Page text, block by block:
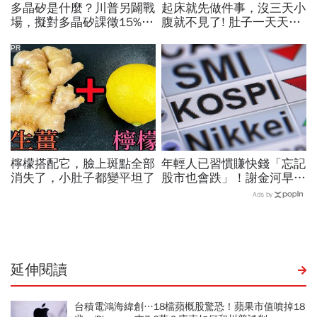
多晶矽是什麼？川普另闢戰
場，擬對多晶矽課徵15%關
能產業都離不開它
起床就先做件事，沒三天小
腹就不見了! 肚子一天天變
檸檬搭配它，臉上斑點全部
消失了，小肚子都變平坦了
PR
年輕人已習慣賺快錢「忘記
股市也會跌」！謝金河早一
步示警南韓個股槓桿ETF會
Ads by
延伸閱讀
台積電鴻海緯創…18檔蘋概股驚恐！蘋果市值噴掉18